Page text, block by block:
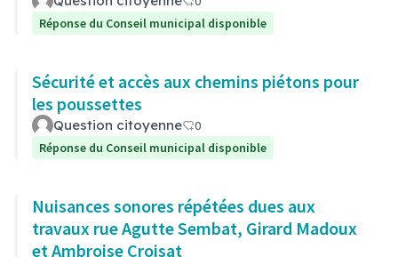
Réponse du Conseil municipal disponible
Sécurité et accès aux chemins piétons pour
les poussettes
Question citoyenne
0
Réponse du Conseil municipal disponible
Nuisances sonores répétées dues aux
travaux rue Agutte Sembat, Girard Madoux
et Ambroise Croisat